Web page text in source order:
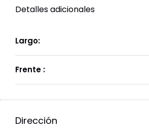
Detalles adicionales
Largo:
Frente :
Dirección